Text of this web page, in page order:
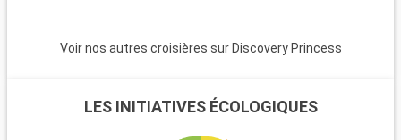
Voir nos autres croisières sur Discovery Princess
LES INITIATIVES ÉCOLOGIQUES